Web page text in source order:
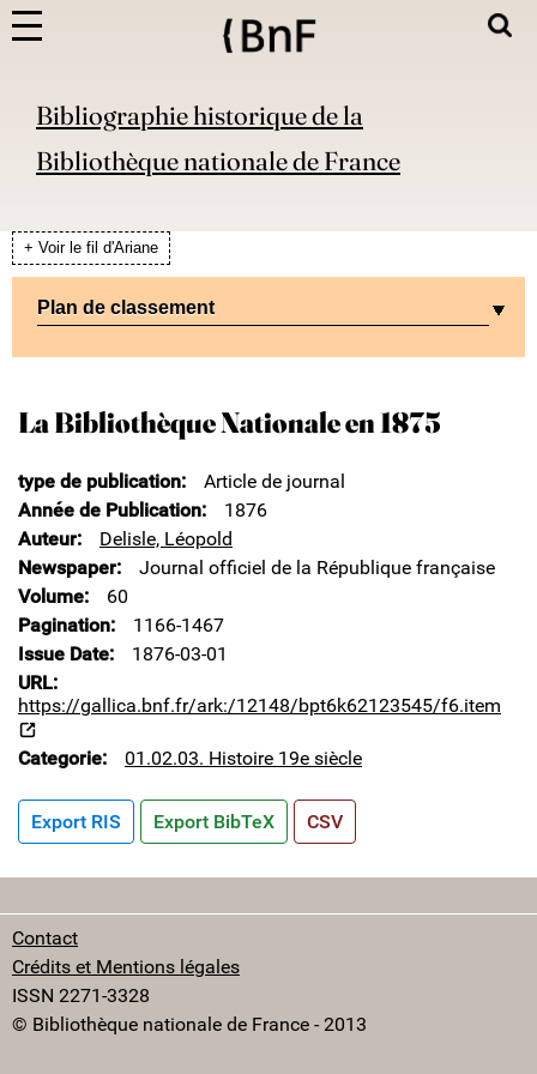
Bibliographie historique de la
Bibliothèque nationale de France
+ Voir le fil d'Ariane
Plan de classement
La Bibliothèque Nationale en 1875
type de publication
Article de journal
Année de Publication
1876
Auteur
Delisle, Léopold
Newspaper
Journal officiel de la République française
Volume
60
Pagination
1166-1467
Issue Date
1876-03-01
URL
https://gallica.bnf.fr/ark:/12148/bpt6k62123545/f6.item
Categorie 01.02.03. Histoire 19e siècle
Export RIS Export BibTeX CSV
Contact
Crédits et Mentions légales
ISSN 2271-3328
© Bibliothèque nationale de France - 2013